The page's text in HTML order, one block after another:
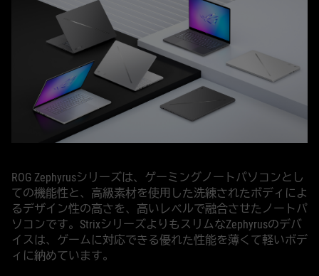
ROG Zephyrusシリーズは、ゲーミングノートパソコンとし
ての機能性と、高級素材を使用した洗練されたボディによ
るデザイン性の高さを、高いレベルで融合させたノートパ
ソコンです。StrixシリーズよりもスリムなZephyrusのデバ
イスは、ゲームに対応できる優れた性能を薄くて軽いボデ
ィに納めています。